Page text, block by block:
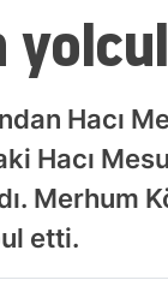
Hacı
Hacı
Merhum
etti.